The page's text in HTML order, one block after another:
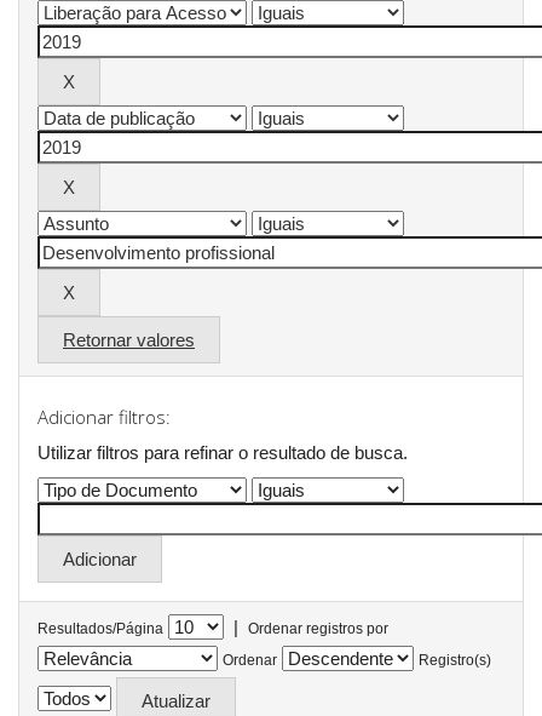
Retornar valores
Adicionar filtros:
Utilizar filtros para refinar o resultado de busca.
Resultados/Página |
Ordenar registros por
Ordenar
Registro(s)